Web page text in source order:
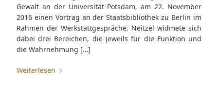
Gewalt an der Universität Potsdam, am 22. November
2016 einen Vortrag an der Staatsbibliothek zu Berlin im
Rahmen der Werkstattgespräche. Neitzel widmete sich
dabei drei Bereichen, die jeweils für die Funktion und
die Wahrnehmung […]
Weiterlesen